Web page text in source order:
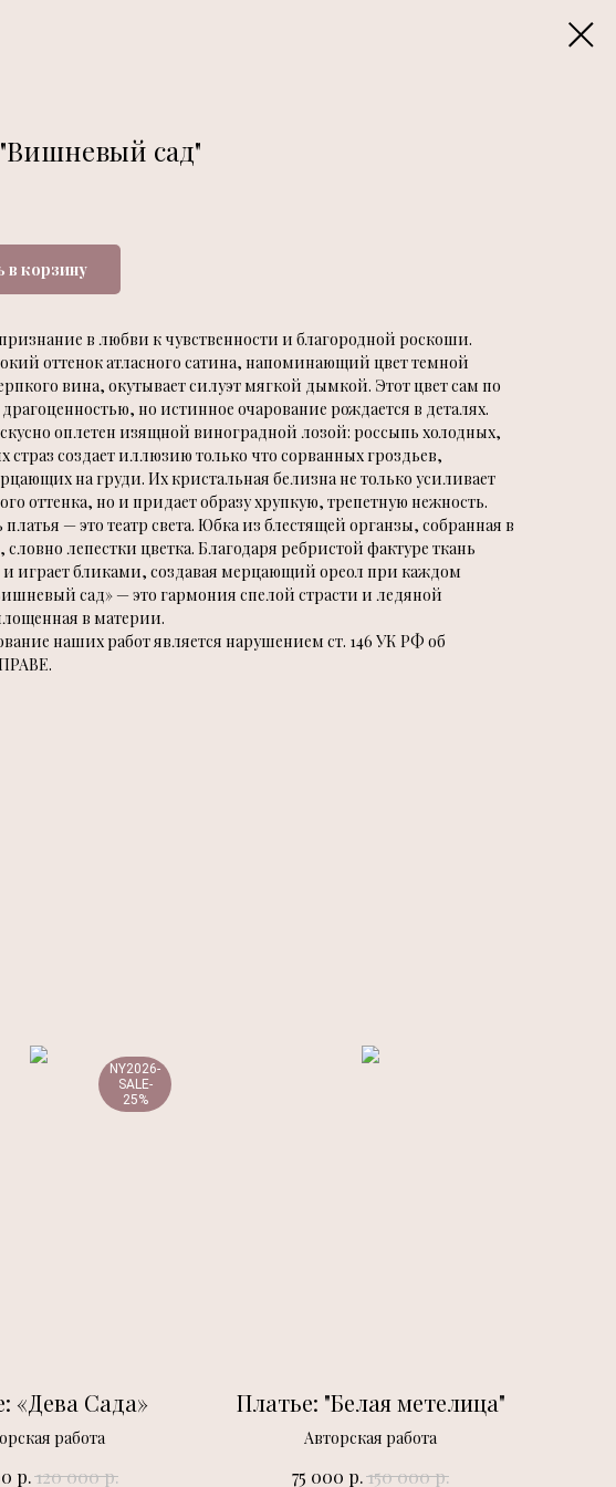
сад"
в корзину
в любви к чувственности и благородной роскоши.
оттенок атласного сатина, напоминающий цвет темной
вина, окутывает силуэт мягкой дымкой. Этот цвет сам по
драгоценностью, но истинное очарование рождается в деталях.
оплетен изящной виноградной лозой: россыпь холодных,
страз создает иллюзию только что сорванных гроздьев,
на груди. Их кристальная белизна не только усиливает
оттенка, но и придает образу хрупкую, трепетную нежность.
— это театр света. Юбка из блестящей органзы, собранная в
лепестки цветка. Благодаря ребристой фактуре ткань
и играет бликами, создавая мерцающий ореол при каждом
сад» — это гармония спелой страсти и ледяной
в материи.
наших работ является нарушением ст. 146 УК РФ об
NY2026-
SALE-
25%
«Дева Сада»
работа
р.120 000р.
Платье: "Белая метелица"
Авторская работа
75 000 р.150 000р.